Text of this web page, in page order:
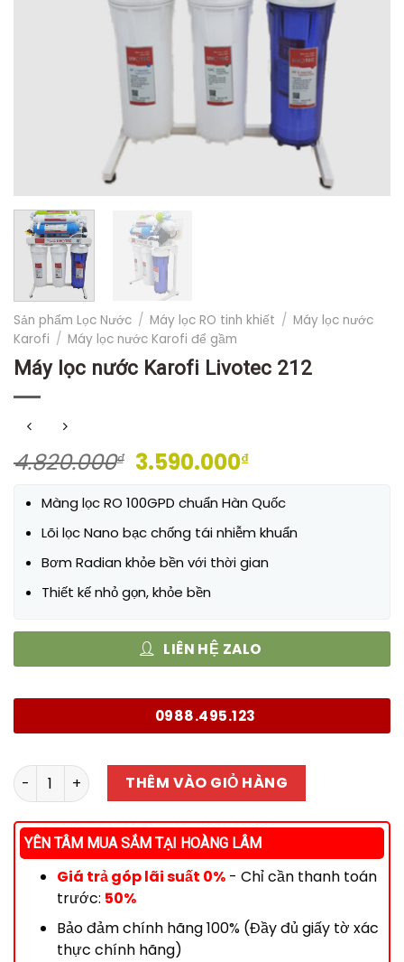
Sản phẩm Lọc Nước / Máy lọc RO tinh khiết / Máy lọc nước
Karofi / Máy lọc nước Karofi để gầm
Máy lọc nước Karofi Livotec 212
4.820.000₫ Giá
là:
4.820.000₫.
3.590.000₫Giá
tại
là:
Màng lọc RO 100GPD chuẩn Hàn Quốc
Lõi lọc Nano bạc chống tái nhiễm khuẩn
Bơm Radian khỏe bền với thời gian
Thiết kế nhỏ gọn, khỏe bền
LIÊN HỆ ZALO
0988.495.123
Máy lọc nước Karofi Livotec 212 số lượng
THÊM VÀO GIỎ HÀNG
YÊN TÂM MUA SẮM TẠI HOÀNG LÂM
Giá trả góp lãi suất 0%- Chỉ cần thanh toán
trước: 50%
Bảo đảm chính hãng 100% (Đầy đủ giấy tờ xác
thực chính hãng)